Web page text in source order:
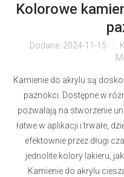
Kolorowe
Dodane: 2024-11-15 ::
Kamienie do akrylu są
paznokci. Dostępne w
pozwalają na stworzenie
łatwe w aplikacji i trwałe,
efektownie przez długi
jednolite kolory lakieru,
Kamienie do akrylu